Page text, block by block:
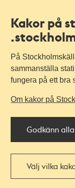
Kakor på
På
sammanställa
fungera på ett bra
Om kakor på
Godkänn
Välj vilka